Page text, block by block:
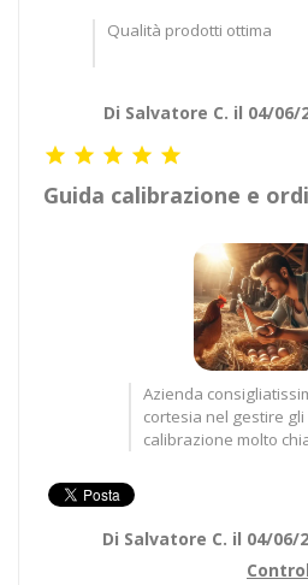
Qualità prodotti ottima
Di Salvatore C. il 04/06/
    
Guida calibrazione e
Azienda
cortesia nel gestire
calibrazione molto
Di Salvatore C. il 04/06/